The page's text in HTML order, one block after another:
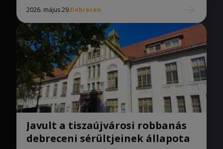
2026. május 29.Debrecen
Javult a tiszaújvárosi robbanás
debreceni sérültjeinek állapota